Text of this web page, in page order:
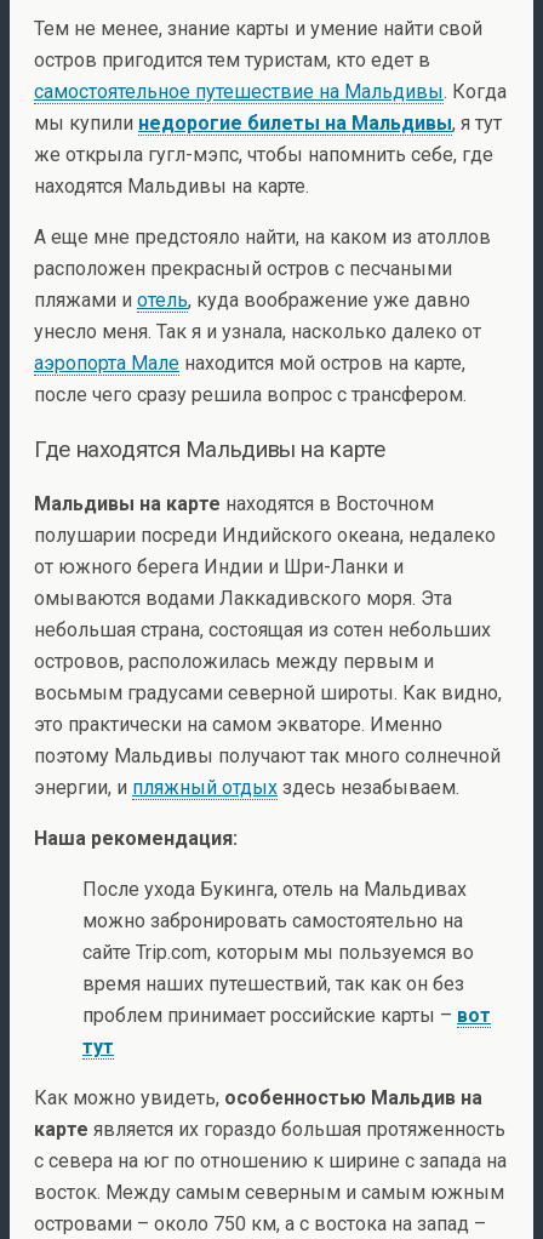
Тем не менее, знание карты и умение найти свой
остров пригодится тем туристам, кто едет в
самостоятельное путешествие на Мальдивы. Когда
мы купили недорогие билеты на Мальдивы, я тут
же открыла гугл-мэпс, чтобы напомнить себе, где
находятся Мальдивы на карте.
А еще мне предстояло найти, на каком из атоллов
расположен прекрасный остров с песчаными
пляжами и отель, куда воображение уже давно
унесло меня. Так я и узнала, насколько далеко от
аэропорта Мале находится мой остров на карте,
после чего сразу решила вопрос с трансфером.
Где находятся Мальдивы на карте
Мальдивы на карте находятся в Восточном
полушарии посреди Индийского океана, недалеко
от южного берега Индии и Шри-Ланки и
омываются водами Лаккадивского моря. Эта
небольшая страна, состоящая из сотен небольших
островов, расположилась между первым и
восьмым градусами северной широты. Как видно,
это практически на самом экваторе. Именно
поэтому Мальдивы получают так много солнечной
энергии, и пляжный отдых здесь незабываем.
Наша рекомендация:
После ухода Букинга, отель на Мальдивах
можно забронировать самостоятельно на
сайте Trip.com, которым мы пользуемся во
время наших путешествий, так как он без
проблем принимает российские карты – вот
тут
Как можно увидеть, особенностью Мальдив на
карте является их гораздо большая протяженность
с севера на юг по отношению к ширине с запада на
восток. Между самым северным и самым южным
островами – около 750 км, а с востока на запад –